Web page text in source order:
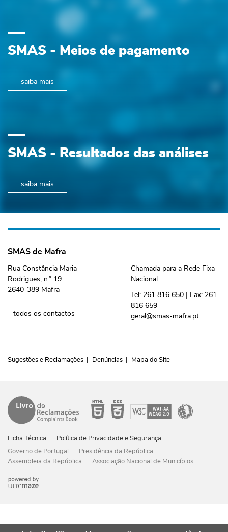
SMAS - Meios de pagamento
saiba mais
SMAS - Resultados das análises
saiba mais
SMAS de Mafra
Rua Constância Maria
Rodrigues, n.º 19
2640-389 Mafra
todos os contactos
Chamada para a Rede Fixa
Nacional
Tel: 261 816 650 | Fax: 261
816 659
geral@smas-mafra.pt
Sugestões e Reclamações Denúncias Mapa do Site
Ficha Técnica
Política de Privacidade e Segurança
Governo de Portugal
Presidência da República
Assembleia da República
Associação Nacional de Municípios